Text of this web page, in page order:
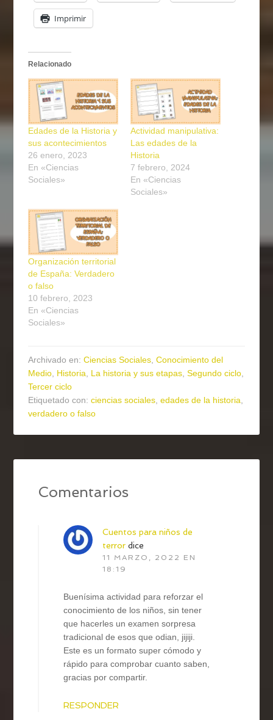
Imprimir
Relacionado
Edades de la Historia y
sus acontecimientos
26 enero, 2023
En «Ciencias
Sociales»
Actividad manipulativa:
Las edades de la
Historia
7 febrero, 2024
En «Ciencias
Sociales»
Organización territorial
de España: Verdadero
o falso
10 febrero, 2023
En «Ciencias
Sociales»
Archivado en:Ciencias Sociales,Conocimiento del
Medio, Historia, La historia y sus etapas,Segundo ciclo,
Tercer ciclo
Etiquetado con:ciencias sociales,edades de la historia,
verdadero o falso
Comentarios
Cuentos para niños de
terror dice
11 MARZO, 2022 EN
18:19
Buenísima actividad para reforzar el
conocimiento de los niños, sin tener
que hacerles un examen sorpresa
tradicional de esos que odian, jijiji.
Este es un formato super cómodo y
rápido para comprobar cuanto saben,
gracias por compartir.
RESPONDER